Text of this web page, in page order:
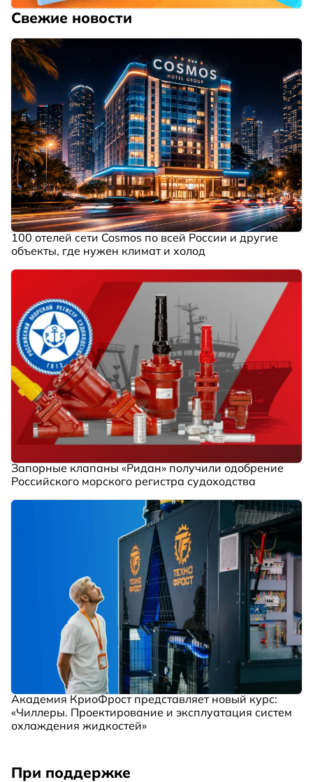
Свежие новости
100 отелей сети Cosmos по всей России и другие
объекты, где нужен климат и холод
Запорные клапаны «Ридан» получили одобрение
Российского морского регистра судоходства
Академия КриоФрост представляет новый курс:
«Чиллеры. Проектирование и эксплуатация систем
охлаждения жидкостей»
При поддержке